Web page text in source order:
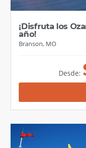
¡Disfruta los
año!
Branson, MO
Desde: